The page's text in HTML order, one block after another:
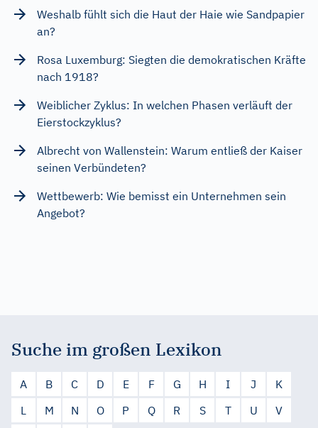
Weshalb fühlt sich die Haut der Haie wie Sandpapier
an?
Rosa Luxemburg: Siegten die demokratischen Kräfte
nach 1918?
Weiblicher Zyklus: In welchen Phasen verläuft der
Eierstockzyklus?
Albrecht von Wallenstein: Warum entließ der Kaiser
seinen Verbündeten?
Wettbewerb: Wie bemisst ein Unternehmen sein
Angebot?
Suche im großen Lexikon
A B C D E F G H I J
K
L
M N O P Q R S T U
V